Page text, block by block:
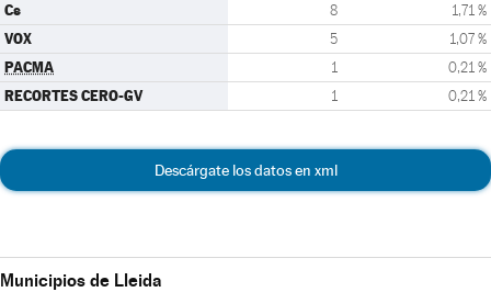
Cs 8 1,71 %
VOX 5 1,07 %
PACMA 1 0,21 %
RECORTES CERO-GV 1 0,21 %
Descárgate los datos en xml
Municipios de Lleida